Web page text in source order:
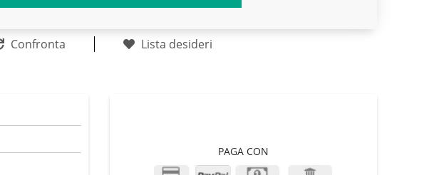
Confronta Lista desideri
PAGA CON